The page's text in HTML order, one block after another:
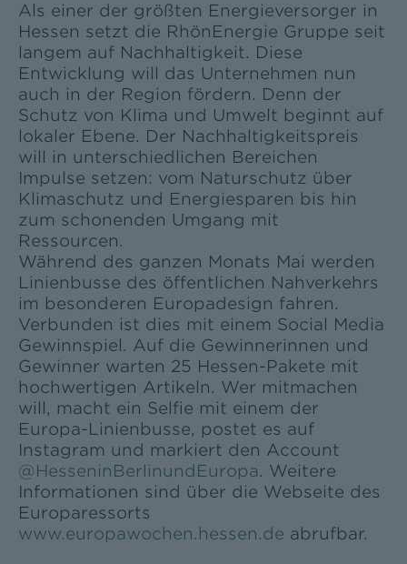
Als einer der größten Energieversorger in
Hessen setzt die RhönEnergie Gruppe seit
langem auf Nachhaltigkeit. Diese
Entwicklung will das Unternehmen nun
auch in der Region fördern. Denn der
Schutz von Klima und Umwelt beginnt auf
lokaler Ebene. Der Nachhaltigkeitspreis
will in unterschiedlichen Bereichen
Impulse setzen: vom Naturschutz über
Klimaschutz und Energiesparen bis hin
zum schonenden Umgang mit
Ressourcen.
Während des ganzen Monats Mai werden
Linienbusse des öffentlichen Nahverkehrs
im besonderen Europadesign fahren.
Verbunden ist dies mit einem Social Media
Gewinnspiel. Auf die Gewinnerinnen und
Gewinner warten 25 Hessen-Pakete mit
hochwertigen Artikeln. Wer mitmachen
will, macht ein Selfie mit einem der
Europa-Linienbusse, postet es auf
Instagram und markiert den Account
@HesseninBerlinundEuropa. Weitere
Informationen sind über die Webseite des
Europaressorts
www.europawochen.hessen.de abrufbar.